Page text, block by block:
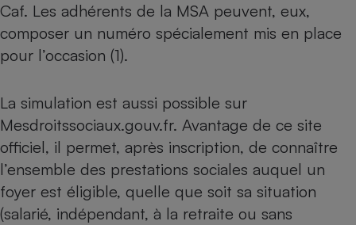
Caf. Les adhérents de la MSA peuvent, eux,
composer un numéro spécialement mis en place
pour l’occasion (1).
La simulation est aussi possible sur
Mesdroitssociaux.gouv.fr. Avantage de ce site
officiel, il permet, après inscription, de connaître
l’ensemble des prestations sociales auquel un
foyer est éligible, quelle que soit sa situation
(salarié, indépendant, à la retraite ou sans